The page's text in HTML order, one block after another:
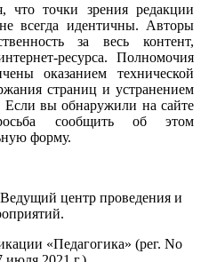
что точки зрения редакции
всегда идентичны. Авторы
за весь контент,
ресурса. Полномочия
оказанием технической
страниц и устранением
Если вы обнаружили на сайте
сообщить об этом
форму.
центр проведения и
«Педагогика» (рег. No